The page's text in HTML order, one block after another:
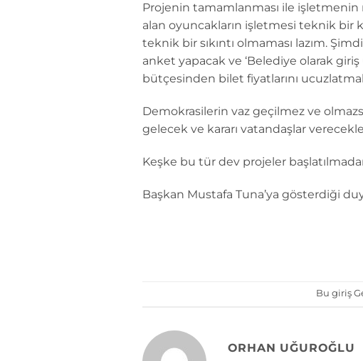
Projenin tamamlanması ile işletmenin
alan oyuncakların işletmesi teknik bir
teknik bir sıkıntı olmaması lazım.
anket yapacak ve ‘Belediye olarak
bütçesinden bilet fiyatlarını
Demokrasilerin vaz geçilmez ve
gelecek ve kararı vatandaşlar
Keşke bu tür dev projeler
Başkan Mustafa Tuna’ya gösterdiği
Bu giriş
ORHAN UĞUROĞLU